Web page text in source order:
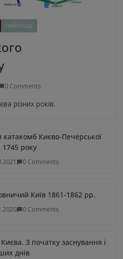
НАЙКРАЩЕ
0 Comments
різних років.
катакомб Києво-Печерської
року
0 Comments
Київ 1861-1862 рр.
0 Comments
З початку заснування і
днів